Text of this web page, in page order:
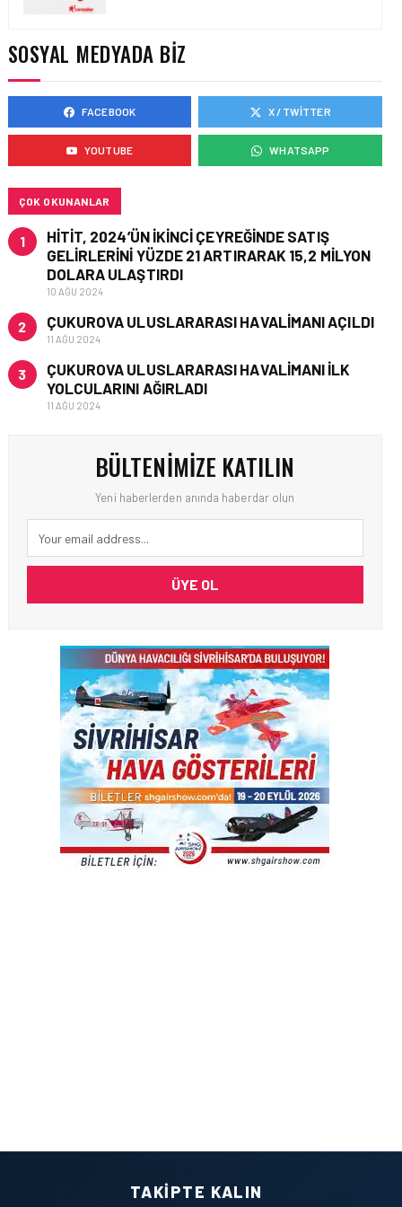
ALINIYOR?
MACARISTAN’DAN
BUDAPEŞTE GÖNÜLLÜ
SOSYAL MEDYADA BIZ
FACEBOOK X / TWITTER
YOUTUBE WHATSAPP
ÇOK OKUNANLAR
1
HITIT, 2024’ÜN IKINCI ÇEYREĞINDE SATIŞ
GELIRLERINI YÜZDE 21 ARTIRARAK 15,2 MILYON
DOLARA ULAŞTIRDI
10 AĞU 2024
2 ÇUKUROVA ULUSLARARASI HAVALIMANI AÇILDI
11 AĞU 2024
3
ÇUKUROVA ULUSLARARASI HAVALIMANI İLK
YOLCULARINI AĞIRLADI
11 AĞU 2024
BÜLTENIMIZE KATILIN
Yeni haberlerden anında haberdar olun
ÜYE OL
TAKIPTE KALIN